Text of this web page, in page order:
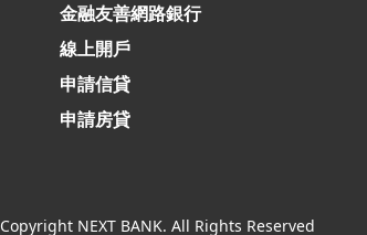
金融友善網路銀行
線上開戶
申請信貸
申請房貸
Copyright NEXT BANK. All Rights Reserved